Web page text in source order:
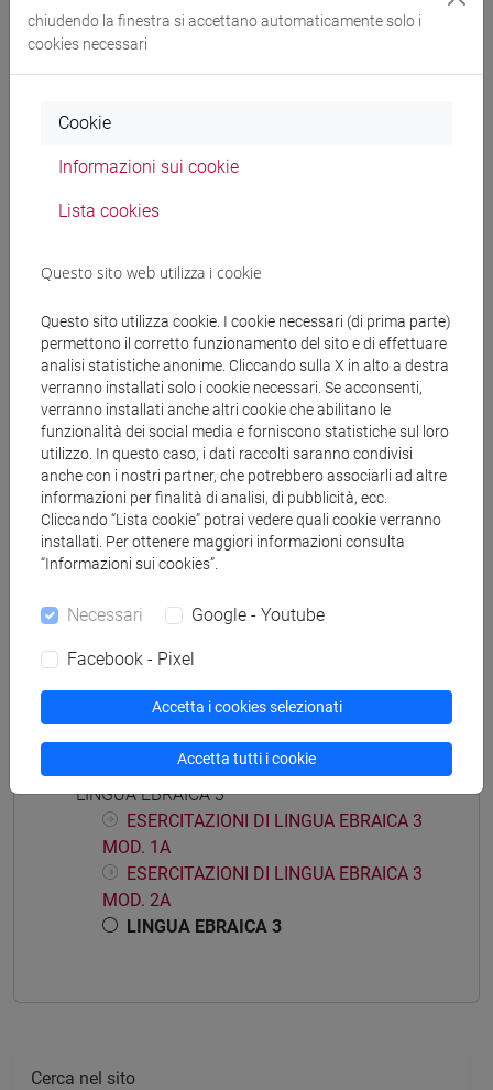
Docenti
ROSSETTO Piera
Materiali didattici
Materiali su Moodle
Corsi di studio e percorsi
[LT40] LINGUE, CULTURE E SOCIETÀ DELL'ASIA
E DELL'AFRICA MEDITERRANEA - Laurea
vicino e medio oriente /medio oriente e africa/
eurasia
Insegnamenti mutuati
Struttura generale dell'insegnamento
LINGUA EBRAICA 3
ESERCITAZIONI DI LINGUA EBRAICA 3
MOD. 1A
ESERCITAZIONI DI LINGUA EBRAICA 3
MOD. 2A
LINGUA EBRAICA 3
Cerca nel sito
chiudendo la finestra si accettano automaticamente solo i
cookies necessari
Cookie
Informazioni sui cookie
Lista cookies
Questo sito web utilizza i cookie
Questo sito utilizza cookie. I cookie necessari (di prima parte)
permettono il corretto funzionamento del sito e di effettuare
analisi statistiche anonime. Cliccando sulla X in alto a destra
verranno installati solo i cookie necessari. Se acconsenti,
verranno installati anche altri cookie che abilitano le
funzionalità dei social media e forniscono statistiche sul loro
utilizzo. In questo caso, i dati raccolti saranno condivisi
anche con i nostri partner, che potrebbero associarli ad altre
informazioni per finalità di analisi, di pubblicità, ecc.
Cliccando “Lista cookie” potrai vedere quali cookie verranno
installati. Per ottenere maggiori informazioni consulta
“Informazioni sui cookies”.
Necessari Google - Youtube
Facebook - Pixel
Accetta i cookies selezionati
Accetta tutti i cookie